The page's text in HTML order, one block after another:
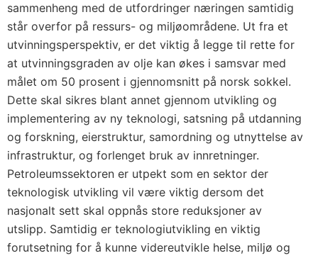
sammenheng med de utfordringer næringen samtidig
står overfor på ressurs- og miljøområdene. Ut fra et
utvinningsperspektiv, er det viktig å legge til rette for
at utvinningsgraden av olje kan økes i samsvar med
målet om 50 prosent i gjennomsnitt på norsk sokkel.
Dette skal sikres blant annet gjennom utvikling og
implementering av ny teknologi, satsning på utdanning
og forskning, eierstruktur, samordning og utnyttelse av
infrastruktur, og forlenget bruk av innretninger.
Petroleumssektoren er utpekt som en sektor der
teknologisk utvikling vil være viktig dersom det
nasjonalt sett skal oppnås store reduksjoner av
utslipp. Samtidig er teknologiutvikling en viktig
forutsetning for å kunne videreutvikle helse, miljø og